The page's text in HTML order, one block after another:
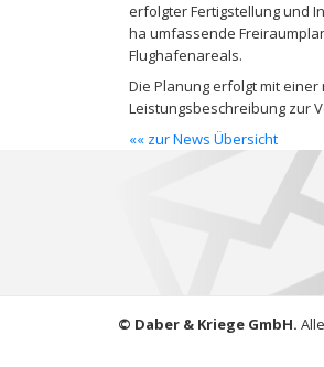
erfolgter Fertigstellung und
ha umfassende
Flughafenareals.
Die Planung erfolgt mit
Leistungsbeschreibung zur
«« zur News Übersicht
© Daber & Kriege GmbH.